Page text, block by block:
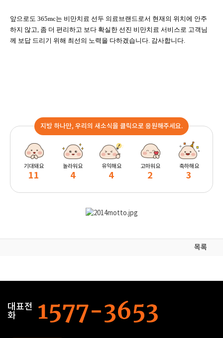
앞으로도 365mc는 비만치료 선두 의료브랜드로서 현재의 위치에 안주
하지 않고, 좀 더 편리하고 보다 확실한 선진 비만치료 서비스로 고객님
께 보답 드리기 위해 최선의 노력을 다하겠습니다. 감사합니다.
지방 하나만, 우리의 새소식을 클릭으로 응원해주세요.
기대돼요
11
놀라워요
4
유익해요
4
고마워요
2
축하해요
3
목록
대표전
화